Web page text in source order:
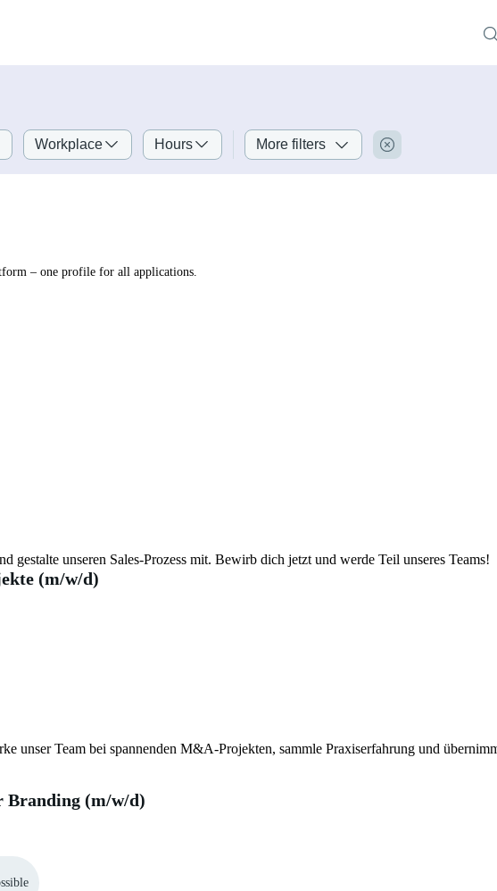
Workplace Hours More filters
– one profile for all applications.
gestalte unseren Sales-Prozess mit. Bewirb dich jetzt und werde Teil unseres Teams!
(m/w/d)
unser Team bei spannenden M&A-Projekten, sammle Praxiserfahrung und
(m/w/d)